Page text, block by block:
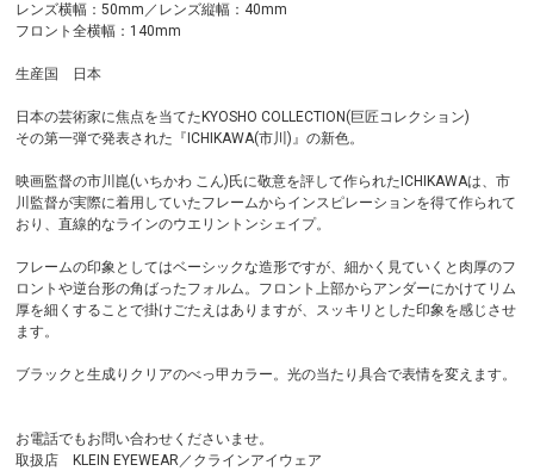
レンズ横幅：50mm／レンズ縦幅：40mm
フロント全横幅：140mm
生産国 日本
日本の芸術家に焦点を当てたKYOSHO COLLECTION(巨匠コレクション)
その第一弾で発表された『ICHIKAWA(市川)』の新色。
映画監督の市川崑(いちかわ こん)氏に敬意を評して作られたICHIKAWAは、市
川監督が実際に着用していたフレームからインスピレーションを得て作られて
おり、直線的なラインのウエリントンシェイプ。
フレームの印象としてはベーシックな造形ですが、細かく見ていくと肉厚のフ
ロントや逆台形の角ばったフォルム。フロント上部からアンダーにかけてリム
厚を細くすることで掛けごたえはありますが、スッキリとした印象を感じさせ
ます。
ブラックと生成りクリアのべっ甲カラー。光の当たり具合で表情を変えます。
お電話でもお問い合わせくださいませ。
取扱店 KLEIN EYEWEAR／クラインアイウェア